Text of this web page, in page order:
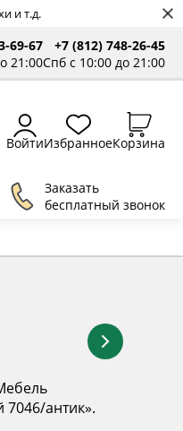
и т.д.
69-67
21:00
+7 (812) 748-26-45
Спб с 10:00 до 21:00
ВойтиИзбранноеКорзина
Заказать
бесплатный звонок
антик».